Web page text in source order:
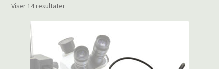
Din Konto
Viser 14 resultaterSorteret